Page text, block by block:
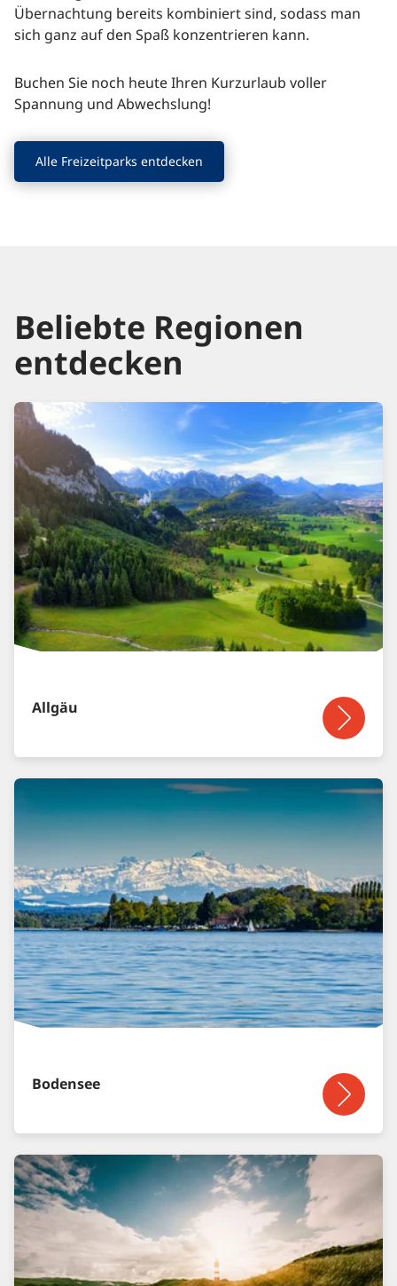
Übernachtung bereits kombiniert sind, sodass man
sich ganz auf den Spaß konzentrieren kann.
Buchen Sie noch heute Ihren Kurzurlaub voller
Spannung und Abwechslung!
Alle Freizeitparks entdecken
Beliebte Regionen
entdecken
Allgäu
Bodensee